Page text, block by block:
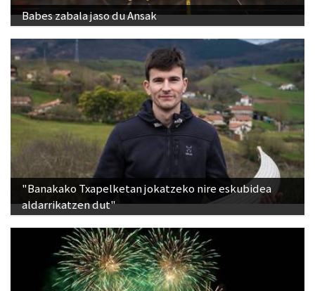
Babes zabala jaso du Ansak
"Banakako Txapelketan jokatzeko nire eskubidea
aldarrikatzen dut"